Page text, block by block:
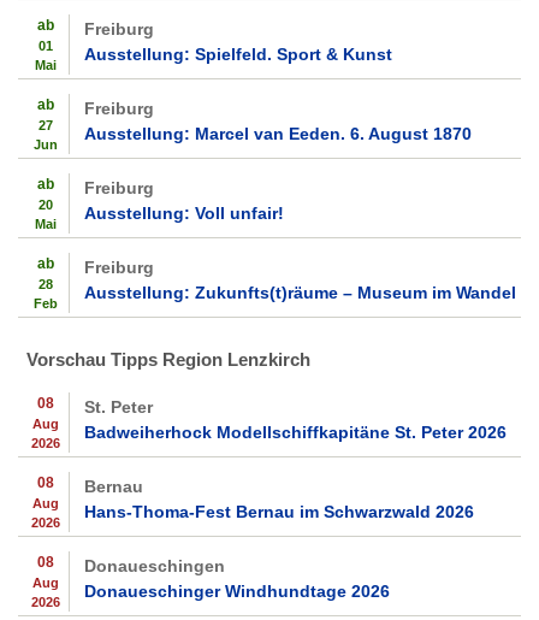
ab
01
Mai
Freiburg
Ausstellung: Spielfeld. Sport & Kunst
ab
27
Jun
Freiburg
Ausstellung: Marcel van Eeden. 6. August 1870
ab
20
Mai
Freiburg
Ausstellung: Voll unfair!
ab
28
Feb
Freiburg
Ausstellung: Zukunfts(t)räume – Museum im Wandel
Vorschau Tipps Region Lenzkirch
08
Aug
2026
St. Peter
Badweiherhock Modellschiffkapitäne St. Peter 2026
08
Aug
2026
Bernau
Hans-Thoma-Fest Bernau im Schwarzwald 2026
08
Aug
2026
Donaueschingen
Donaueschinger Windhundtage 2026